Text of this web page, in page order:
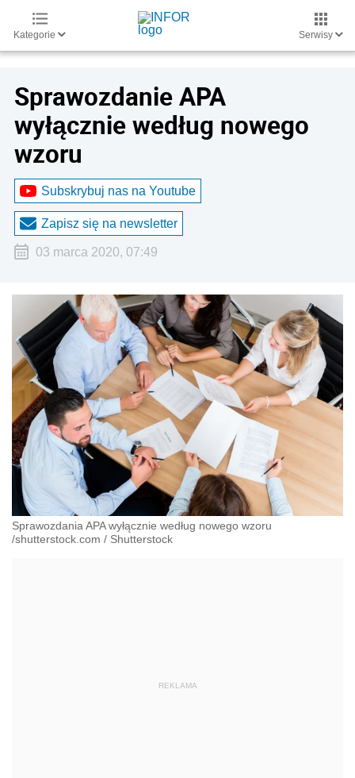
Kategorie Serwisy
Sprawozdanie APA
wyłącznie według nowego
wzoru
Subskrybuj nas na Youtube
Zapisz się na newsletter
03 marca 2020, 07:49
Sprawozdania APA wyłącznie według nowego wzoru
/shutterstock.com / Shutterstock